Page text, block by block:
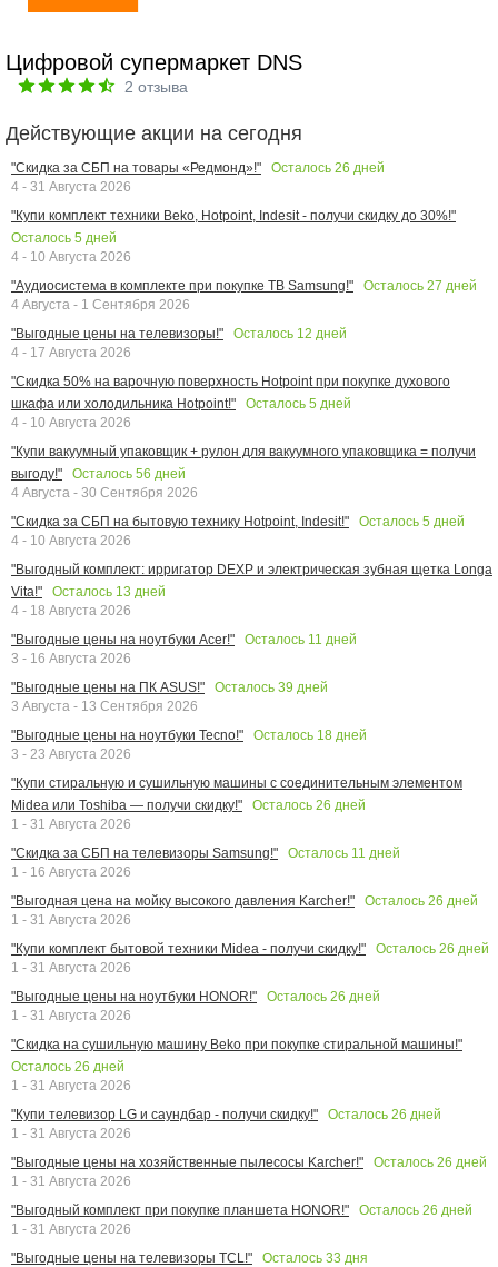
Цифровой супермаркет DNS
2 отзыва
Действующие акции на сегодня
"Скидка за СБП на товары «Редмонд»!" Осталось 26 дней
4 - 31 Августа 2026
"Купи комплект техники Beko, Hotpoint, Indesit - получи скидку до 30%!"
Осталось 5 дней
4 - 10 Августа 2026
"Аудиосистема в комплекте при покупке ТВ Samsung!"
Осталось 27 дней
4 Августа - 1 Сентября 2026
"Выгодные цены на телевизоры!"
Осталось 12 дней
4 - 17 Августа 2026
"Скидка 50% на варочную поверхность Hotpoint при покупке духового
шкафа или холодильника Hotpoint!"
Осталось 5 дней
4 - 10 Августа 2026
"Купи вакуумный упаковщик + рулон для вакуумного упаковщика = получи
выгоду!"
Осталось 56 дней
4 Августа - 30 Сентября 2026
"Скидка за СБП на бытовую технику Hotpoint, Indesit!"
Осталось 5 дней
4 - 10 Августа 2026
"Выгодный комплект: ирригатор DEXP и электрическая зубная щетка Longa
Vita!"
Осталось 13 дней
4 - 18 Августа 2026
"Выгодные цены на ноутбуки Acer!"
Осталось 11 дней
3 - 16 Августа 2026
"Выгодные цены на ПК ASUS!"
Осталось 39 дней
3 Августа - 13 Сентября 2026
"Выгодные цены на ноутбуки Tecno!"
Осталось 18 дней
3 - 23 Августа 2026
"Купи стиральную и сушильную машины с соединительным элементом
Midea или Toshiba — получи скидку!"
Осталось 26 дней
1 - 31 Августа 2026
"Скидка за СБП на телевизоры Samsung!"
Осталось 11 дней
1 - 16 Августа 2026
"Выгодная цена на мойку высокого давления Karcher!"
Осталось 26 дней
1 - 31 Августа 2026
"Купи комплект бытовой техники Midea - получи скидку!"
Осталось 26 дней
1 - 31 Августа 2026
"Выгодные цены на ноутбуки HONOR!"
Осталось 26 дней
1 - 31 Августа 2026
"Скидка на сушильную машину Beko при покупке стиральной машины!"
Осталось 26 дней
1 - 31 Августа 2026
"Купи телевизор LG и саундбар - получи скидку!"
Осталось 26 дней
1 - 31 Августа 2026
"Выгодные цены на хозяйственные пылесосы Karcher!"
Осталось 26 дней
1 - 31 Августа 2026
"Выгодный комплект при покупке планшета HONOR!"
Осталось 26 дней
1 - 31 Августа 2026
"Выгодные цены на телевизоры TCL!"
Осталось 33 дня